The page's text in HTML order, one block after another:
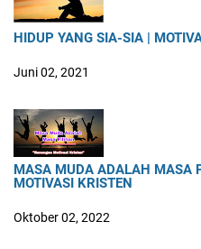
HIDUP YANG SIA-SIA |
Juni 02, 2021
MASA MUDA ADALAH MASA
MOTIVASI KRISTEN
Oktober 02, 2022